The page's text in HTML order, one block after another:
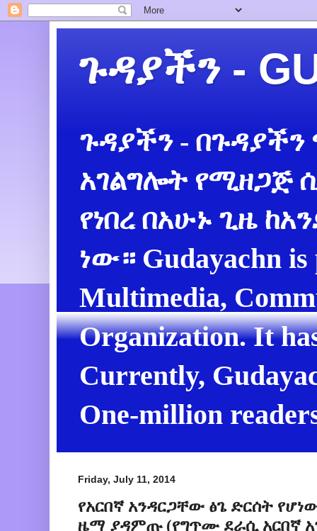
ጉዳያችን -
ጉዳያችን -
አገልግሎት የሚዘጋጅ
የነበረ በአሁኑ ጊዜ
ነው። Gudayachn is
Multimedia,
Organization. It
Currently,
One-million
Friday, July 11, 2014
የአርበኛ አንዳርጋቸው ፅጌ ድርሰት
ዜማ ያዳምጡ (የግጥሙ ደራሲ አርበኛ